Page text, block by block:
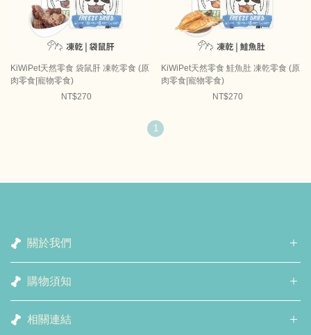
KiWiPet天然零食 袋鼠肝 凍乾零食 (原
肉零食|寵物零食)
NT$270
KiWiPet天然零食 鮭魚肚 凍乾零食 (原
肉零食|寵物零食)
NT$270
1
關於我們
購物須知
相關連結